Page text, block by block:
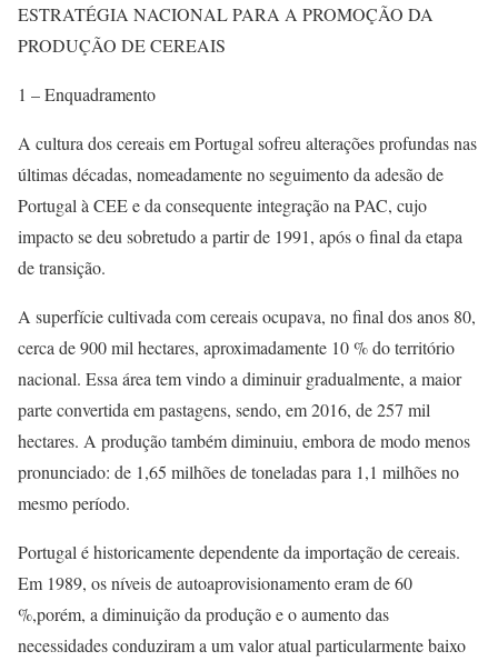
ESTRATÉGIA NACIONAL PARA A PROMOÇÃO DA
PRODUÇÃO DE CEREAIS
1 – Enquadramento
A cultura dos cereais em Portugal sofreu alterações profundas nas
últimas décadas, nomeadamente no seguimento da adesão de
Portugal à CEE e da consequente integração na PAC, cujo
impacto se deu sobretudo a partir de 1991, após o final da etapa
de transição.
A superfície cultivada com cereais ocupava, no final dos anos 80,
cerca de 900 mil hectares, aproximadamente 10 % do território
nacional. Essa área tem vindo a diminuir gradualmente, a maior
parte convertida em pastagens, sendo, em 2016, de 257 mil
hectares. A produção também diminuiu, embora de modo menos
pronunciado: de 1,65 milhões de toneladas para 1,1 milhões no
mesmo período.
Portugal é historicamente dependente da importação de cereais.
Em 1989, os níveis de autoaprovisionamento eram de 60
%,porém, a diminuição da produção e o aumento das
necessidades conduziram a um valor atual particularmente baixo